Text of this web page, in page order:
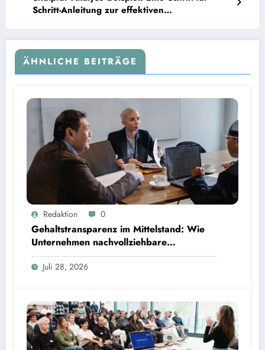
Schritt-Anleitung zur effektiven
ÄHNLICHE BEITRÄGE
Gehaltstransparenz im Mittelstand: Wie Unternehmen nachvollziehbare Vergütungsmodelle
schaffenRedaktion 0
Gehaltstransparenz im Mittelstand: Wie
Unternehmen nachvollziehbare
Vergütungsmodelle schaffen
Juli 28, 2026